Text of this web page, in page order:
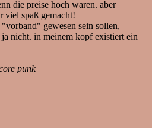
die preise hoch waren. aber
viel spaß gemacht!
gewesen sein sollen,
nicht. in meinem kopf existiert ein
punk